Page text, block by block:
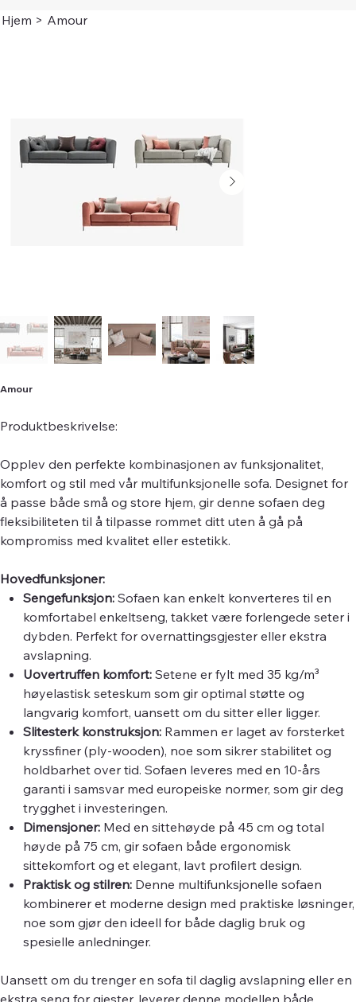
Hjem > Amour
Amour
Produktbeskrivelse:
Opplev den perfekte kombinasjonen av funksjonalitet,
komfort og stil med vår multifunksjonelle sofa. Designet for
å passe både små og store hjem, gir denne sofaen deg
fleksibiliteten til å tilpasse rommet ditt uten å gå på
kompromiss med kvalitet eller estetikk.
Hovedfunksjoner:
Sengefunksjon:Sofaen kan enkelt konverteres til en
komfortabel enkeltseng, takket være forlengede seter i
dybden. Perfekt for overnattingsgjester eller ekstra
avslapning.
Uovertruffen komfort:Setene er fylt med 35 kg/m³
høyelastisk seteskum som gir optimal støtte og
langvarig komfort, uansett om du sitter eller ligger.
Slitesterk konstruksjon:Rammen er laget av forsterket
kryssfiner (ply-wooden), noe som sikrer stabilitet og
holdbarhet over tid. Sofaen leveres med en 10-års
garanti i samsvar med europeiske normer, som gir deg
trygghet i investeringen.
Dimensjoner:Med en sittehøyde på 45 cm og total
høyde på 75 cm, gir sofaen både ergonomisk
sittekomfort og et elegant, lavt profilert design.
Praktisk og stilren:Denne multifunksjonelle sofaen
kombinerer et moderne design med praktiske løsninger,
noe som gjør den ideell for både daglig bruk og
spesielle anledninger.
Uansett om du trenger en sofa til daglig avslapning eller en
ekstra seng for gjester, leverer denne modellen både